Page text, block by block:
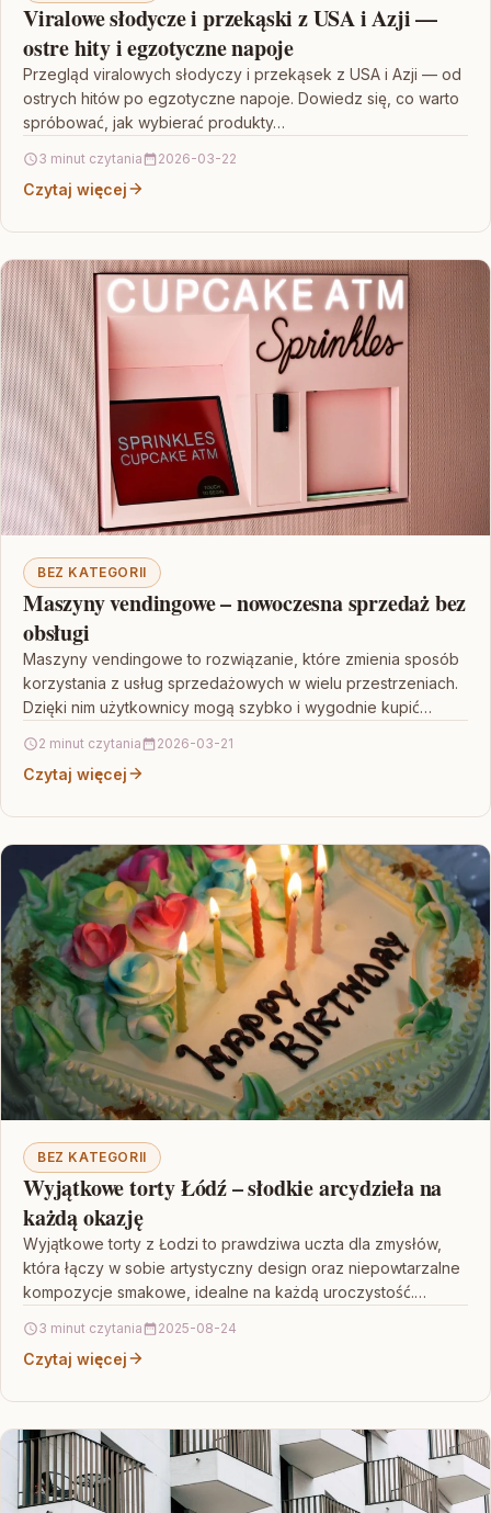
Viralowe słodycze i przekąski z USA i Azji —
ostre hity i egzotyczne napoje
Przegląd viralowych słodyczy i przekąsek z USA i Azji — od
ostrych hitów po egzotyczne napoje. Dowiedz się, co warto
spróbować, jak wybierać produkty…
3 minut czytania 2026-03-22
Czytaj więcej
BEZ KATEGORII
Maszyny vendingowe – nowoczesna sprzedaż bez
obsługi
Maszyny vendingowe to rozwiązanie, które zmienia sposób
korzystania z usług sprzedażowych w wielu przestrzeniach.
Dzięki nim użytkownicy mogą szybko i wygodnie kupić
2 minut czytania 2026-03-21
Czytaj więcej
BEZ KATEGORII
Wyjątkowe torty Łódź – słodkie arcydzieła na
każdą okazję
Wyjątkowe torty z Łodzi to prawdziwa uczta dla zmysłów,
która łączy w sobie artystyczny design oraz niepowtarzalne
kompozycje smakowe, idealne na każdą uroczystość.
3 minut czytania 2025-08-24
Czytaj więcej